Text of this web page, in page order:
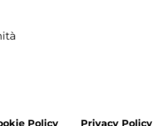
Policy Privacy Policy